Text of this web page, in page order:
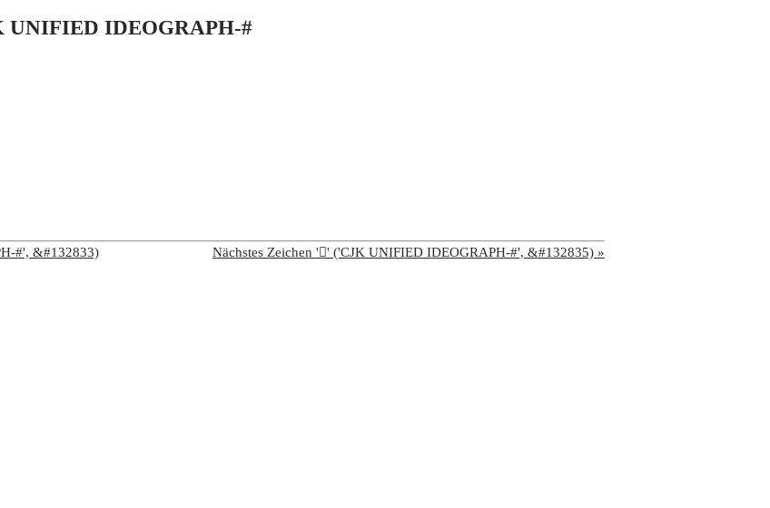
UNIFIED IDEOGRAPH-#
#', &#132833)
Nächstes Zeichen '𠛣' ('CJK UNIFIED IDEOGRAPH-#', &#132835) »